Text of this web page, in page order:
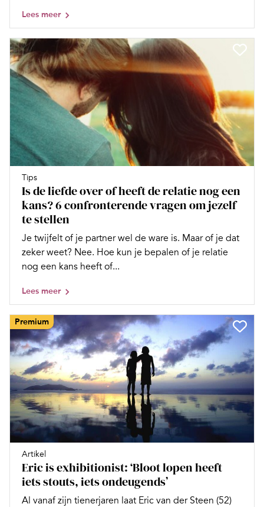
Lees meer
Tips
Is de liefde over of heeft de relatie nog een
kans? 6 confronterende vragen om jezelf
te stellen
Je twijfelt of je partner wel de ware is. Maar of je dat
zeker weet? Nee. Hoe kun je bepalen of je relatie
nog een kans heeft of...
Lees meer
Premium
Artikel
Eric is exhibitionist: ‘Bloot lopen heeft
iets stouts, iets ondeugends’
Al vanaf zijn tienerjaren laat Eric van der Steen (52)